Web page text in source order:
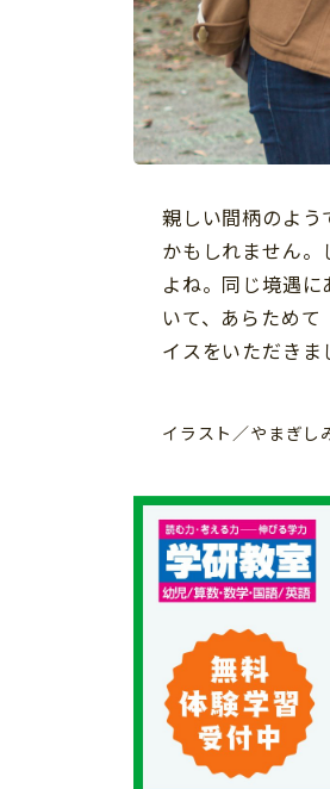
運動・あそび・ゲーム
マネー
「こそだてまっぷ」とは
サイトのご利⽤にあたって
親しい間柄のよ
かもしれません
よね。同じ境遇
いて、あらため
イスをいただきま
イラスト／やまぎし